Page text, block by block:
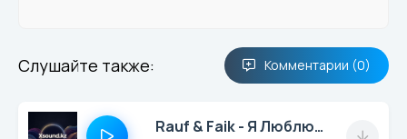
Слушайте также: Комментарии (0)
Rauf & Faik - Я Люблю Тебя